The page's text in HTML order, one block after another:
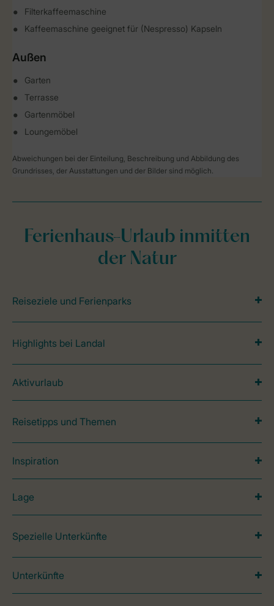
Filterkaffeemaschine
Kaffeemaschine geeignet für (Nespresso) Kapseln
Außen
Garten
Terrasse
Gartenmöbel
Loungemöbel
Abweichungen bei der Einteilung, Beschreibung und Abbildung des
Grundrisses, der Ausstattungen und der Bilder sind möglich.
Ferienhaus-Urlaub inmitten
der Natur
Reiseziele und Ferienparks
Highlights bei Landal
Aktivurlaub
Reisetipps und Themen
Inspiration
Lage
Spezielle Unterkünfte
Unterkünfte